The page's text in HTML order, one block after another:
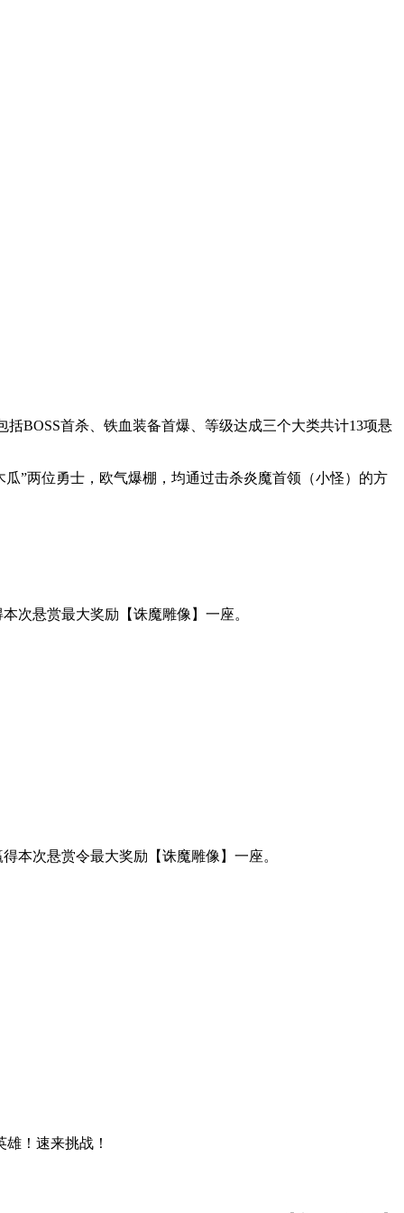
BOSS首杀、铁血装备首爆、等级达成三个大类共计13项悬
”两位勇士，欧气爆棚，均通过击杀炎魔首领（小怪）的方
次悬赏最大奖励【诛魔雕像】一座。
本次悬赏令最大奖励【诛魔雕像】一座。
！速来挑战！